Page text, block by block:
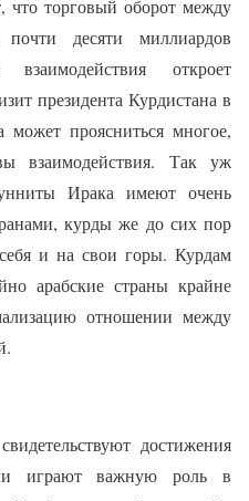
что торговый оборот между
десяти миллиардов
откроет
президента Курдистана в
проясниться многое,
взаимодействия. Так уж
Ирака имеют очень
курды же до сих пор
и на свои горы. Курдам
арабские страны крайне
отношении между
достижения
играют важную роль в